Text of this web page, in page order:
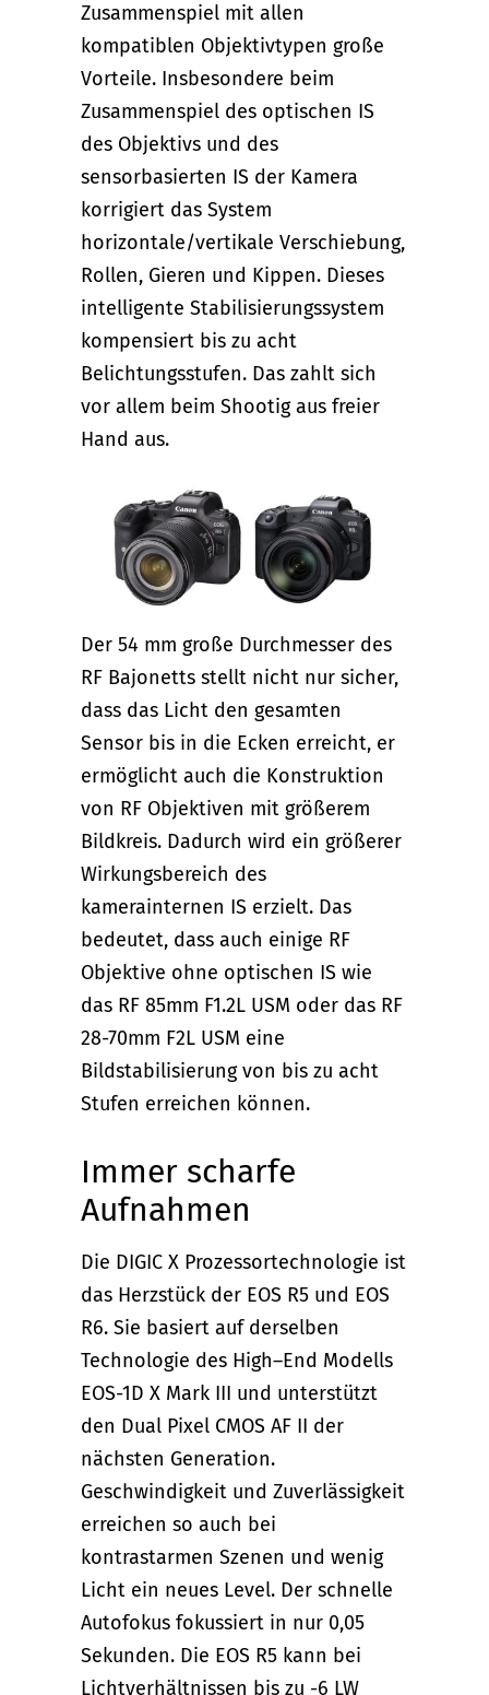
Zusammenspiel mit allen
kompatiblen Objektivtypen große
Vorteile. Insbesondere beim
Zusammenspiel des optischen IS
des Objektivs und des
sensorbasierten IS der Kamera
korrigiert das System
horizontale/vertikale Verschiebung,
Rollen, Gieren und Kippen. Dieses
intelligente Stabilisierungssystem
kompensiert bis zu acht
Belichtungsstufen. Das zahlt sich
vor allem beim Shootig aus freier
Hand aus.
Der 54 mm große Durchmesser des
RF Bajonetts stellt nicht nur sicher,
dass das Licht den gesamten
Sensor bis in die Ecken erreicht, er
ermöglicht auch die Konstruktion
von RF Objektiven mit größerem
Bildkreis. Dadurch wird ein größerer
Wirkungsbereich des
kamerainternen IS erzielt. Das
bedeutet, dass auch einige RF
Objektive ohne optischen IS wie
das RF 85mm F1.2L USM oder das RF
28-70mm F2L USM eine
Bildstabilisierung von bis zu acht
Stufen erreichen können.
Immer scharfe
Aufnahmen
Die DIGIC X Prozessortechnologie ist
das Herzstück der EOS R5 und EOS
R6. Sie basiert auf derselben
Technologie des High–End Modells
EOS-1D X Mark III und unterstützt
den Dual Pixel CMOS AF II der
nächsten Generation.
Geschwindigkeit und Zuverlässigkeit
erreichen so auch bei
kontrastarmen Szenen und wenig
Licht ein neues Level. Der schnelle
Autofokus fokussiert in nur 0,05
Sekunden. Die EOS R5 kann bei
Lichtverhältnissen bis zu -6 LW